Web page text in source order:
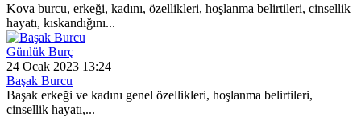
Kova burcu, erkeği, kadını, özellikleri, hoşlanma belirtileri, cinsellik
hayatı, kıskandığını...
Günlük Burç
24 Ocak 2023 13:24
Başak Burcu
Başak erkeği ve kadını genel özellikleri, hoşlanma belirtileri,
cinsellik hayatı,...